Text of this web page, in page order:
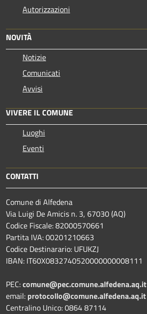
Autorizzazioni
NOVITÀ
Notizie
Comunicati
Avvisi
VIVERE IL COMUNE
Luoghi
Eventi
CONTATTI
Comune di Alfedena
Via Luigi De Amicis n. 3, 67030 (AQ)
Codice Fiscale: 82000570661
Partita IVA: 00201210663
Codice Destinarario: UFUKZJ
IBAN: IT60X0832740520000000008111
PEC:comune@pec.comune.alfedena.aq.it
email: protocollo@comune.alfedena.aq.it
Centralino Unico: 0864 87114